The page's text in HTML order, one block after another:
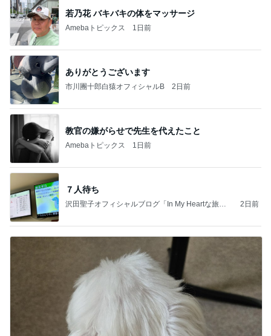
若乃花 バキバキの体をマッサージ
Amebaトピックス 1日前
ありがとうございます
市川團十郎白猿オフィシャルB 2日前
教官の嫌がらせで先生を代えたこと
Amebaトピックス 1日前
７人待ち
沢田聖子オフィシャルブログ「In My Heartな旅日
2日前